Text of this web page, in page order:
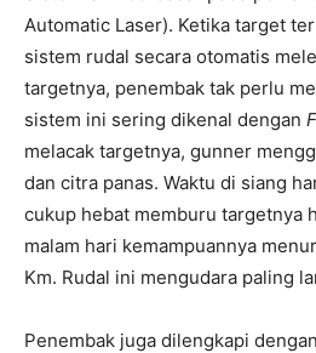
Automatic Laser). Ketika target
sistem rudal secara otomatis
targetnya, penembak tak perlu
sistem ini sering dikenal dengan
melacak targetnya, gunner
dan citra panas. Waktu di siang
cukup hebat memburu targetnya
malam hari kemampuannya
Km. Rudal ini mengudara paling
Penembak juga dilengkapi